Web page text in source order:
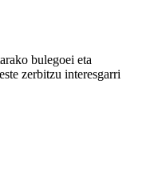
bulegoei eta
zerbitzu interesgarri